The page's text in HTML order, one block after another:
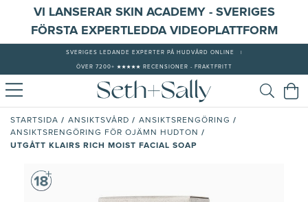
VI LANSERAR SKIN ACADEMY - SVERIGES
FÖRSTA EXPERTLEDDA VIDEOPLATTFORM
SVERIGES LEDANDE EXPERTER PÅ HUDVÅRD ONLINE
ÖVER 7200+ ★★★★★ RECENSIONER - FRAKTFRITT
STARTSIDA / ANSIKTSVÅRD / ANSIKTSRENGÖRING /
ANSIKTSRENGÖRING FÖR OJÄMN HUDTON /
UTGÅTT KLAIRS RICH MOIST FACIAL SOAP